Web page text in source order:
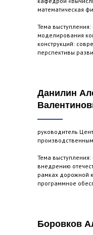
математическая
Тема
моделирования
конструкций:
перспективы
Данилин
руководитель
Тема
внедрению
рамках дорожной
программное
Боровков